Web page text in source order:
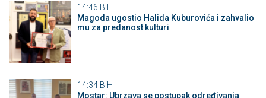
14:46 BiH
Magoda ugostio Halida Kuburovića i zahvalio
mu za predanost kulturi
14:34 BiH
Mostar: Ubrzava se postupak određivanja